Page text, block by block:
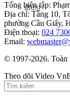
Tổng biên tập:
Địa chỉ: Tầng 10,
phường Cầu Giấy,
Điện thoại: 024
Email:
© 1997-2026. Toàn
Theo dõi Video